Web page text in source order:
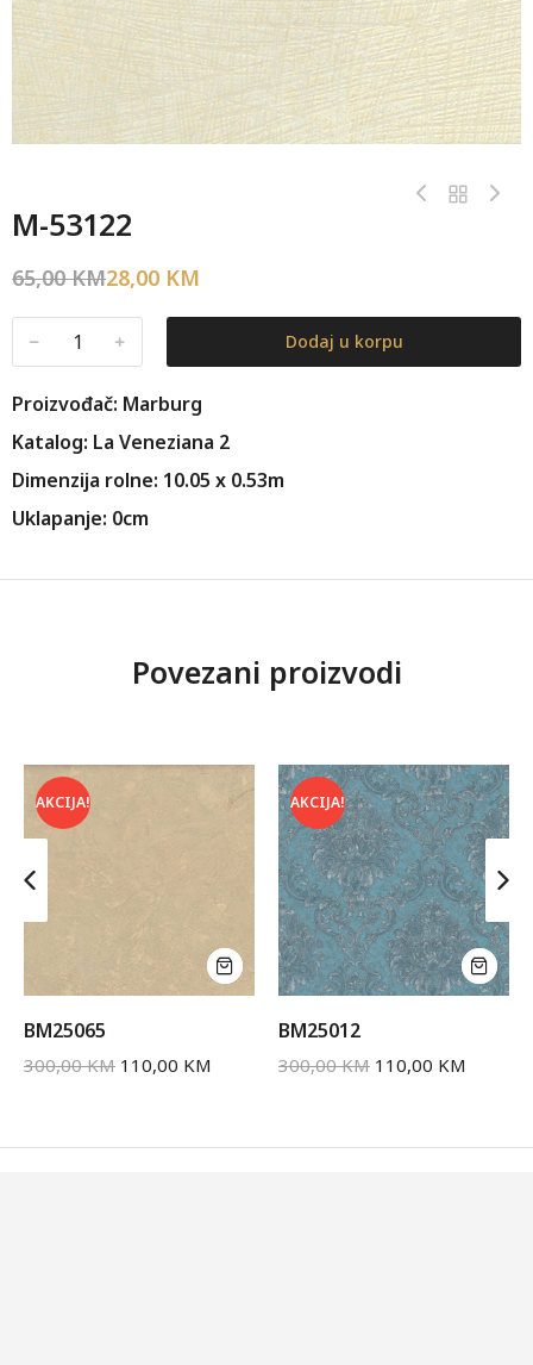
M-53122
65,00KM28,00 KM
﹣ ﹢ Dodaj u korpu
Proizvođač: Marburg
Katalog: La Veneziana 2
Dimenzija rolne: 10.05 x 0.53m
Uklapanje: 0cm
Povezani proizvodi
AKCIJA!
BM25065
300,00KM 110,00 KM
AKCIJA!
BM25012
300,00KM 110,00 KM